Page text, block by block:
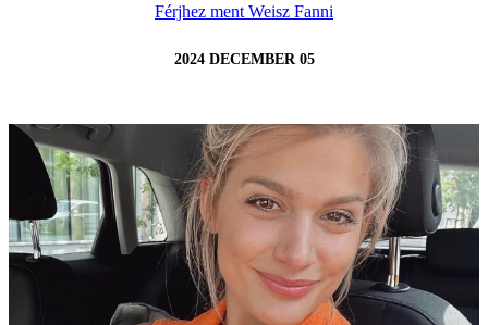
Férjhez ment Weisz Fanni
2024 DECEMBER 05